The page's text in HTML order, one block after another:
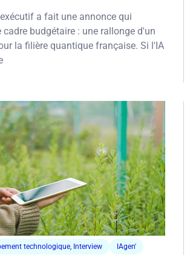
a fait une annonce qui
budgétaire : une rallonge d'un
la filière quantique française. Si l'IA
technologique Interview IAgen'